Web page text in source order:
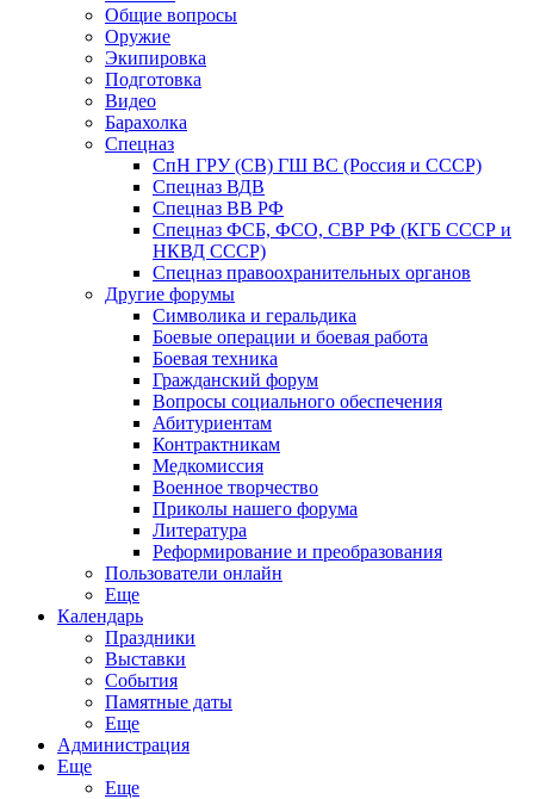
Общие вопросы
Оружие
Экипировка
Подготовка
Видео
Барахолка
Спецназ
СпН ГРУ (СВ) ГШ ВС (Россия и СССР)
Спецназ ВДВ
Спецназ ВВ РФ
Спецназ ФСБ, ФСО, СВР РФ (КГБ СССР и
НКВД СССР)
Спецназ правоохранительных органов
Другие форумы
Символика и геральдика
Боевые операции и боевая работа
Боевая техника
Гражданский форум
Вопросы социального обеспечения
Абитуриентам
Контрактникам
Медкомиссия
Военное творчество
Приколы нашего форума
Литература
Реформирование и преобразования
Пользователи онлайн
Еще
Календарь
Праздники
Выставки
События
Памятные даты
Еще
Администрация
Еще
Еще